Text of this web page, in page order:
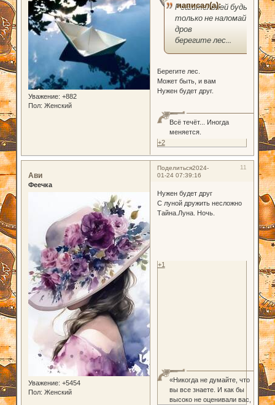
Уважение: +882
Пол: Женский
написал(а):
Решительней будь
только не наломай
дров
берегите лес...
Берегите лес.
Может быть, и вам
Нужен будет друг.
Всё течёт... Иногда
меняется.
+2
Поделиться 11
2024-
01-24 07:39:16
Ави
Феечка
Уважение: +5454
Пол: Женский
Нужен будет друг
С луной дружить несложно
Тайна.Луна. Ночь.
«Никогда не думайте, что
вы все знаете. И как бы
высоко не оценивали вас,
+1